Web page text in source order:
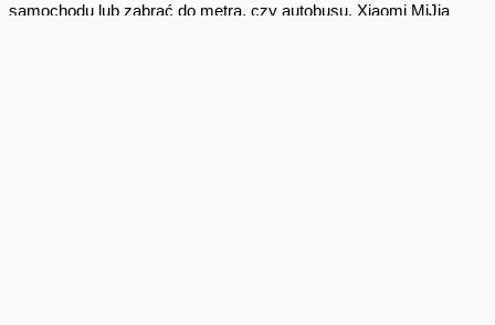
samochodu lub zabrać do metra, czy autobusu. Xiaomi MiJia